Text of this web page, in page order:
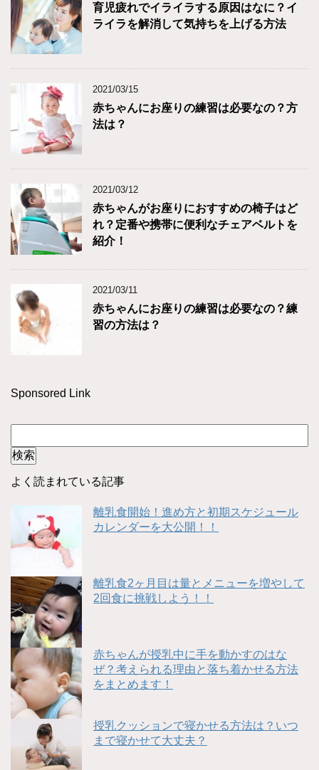
育児疲れでイライラする原因はなに？イ
ライラを解消して気持ちを上げる方法
2021/03/15
赤ちゃんにお座りの練習は必要なの？方
法は？
2021/03/12
赤ちゃんがお座りにおすすめの椅子はど
れ？定番や携帯に便利なチェアベルトを
紹介！
2021/03/11
赤ちゃんにお座りの練習は必要なの？練
習の方法は？
Sponsored Link
よく読まれている記事
離乳食開始！進め方と初期スケジュール
カレンダーを大公開！！
離乳食2ヶ月目は量とメニューを増やして
2回食に挑戦しよう！！
赤ちゃんが授乳中に手を動かすのはな
ぜ？考えられる理由と落ち着かせる方法
をまとめます！
授乳クッションで寝かせる方法は？いつ
まで寝かせて大丈夫？